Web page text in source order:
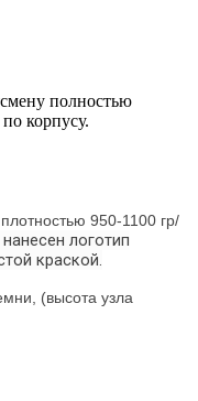
полностью
корпусу.
950-1100 гр/
логотип
краской.
(высота узла